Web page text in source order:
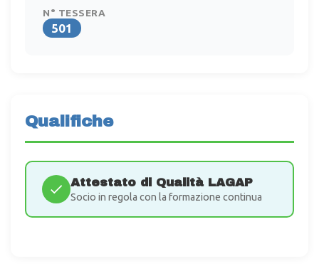
N° TESSERA
501
Qualifiche
Attestato di Qualità LAGAP
Socio in regola con la formazione continua